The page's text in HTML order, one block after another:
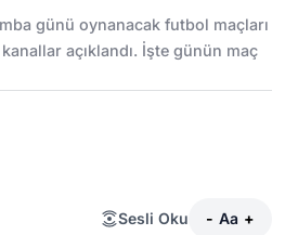
günü oynanacak futbol maçları
açıklandı. İşte günün maç
Sesli Oku - Aa +